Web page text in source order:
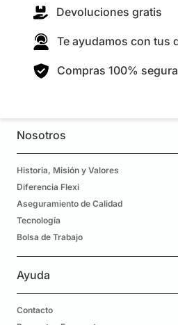
Devoluciones gratis
Te ayudamos con tus
Compras 100%
Nosotros
Historia, Misión y Valores
Diferencia Flexi
Aseguramiento de Calidad
Tecnología
Bolsa de Trabajo
Ayuda
Contacto